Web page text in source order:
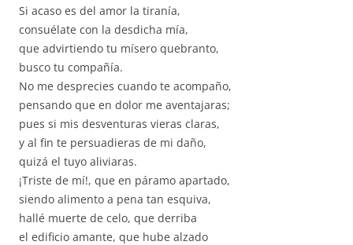
Si acaso es del amor la tiranía,
consuélate con la desdicha mía,
que advirtiendo tu mísero quebranto,
busco tu compañía.
No me desprecies cuando te acompaño,
pensando que en dolor me aventajaras;
pues si mis desventuras vieras claras,
y al fin te persuadieras de mi daño,
quizá el tuyo aliviaras.
¡Triste de mí!, que en páramo apartado,
siendo alimento a pena tan esquiva,
hallé muerte de celo, que derriba
el edificio amante, que hube alzado